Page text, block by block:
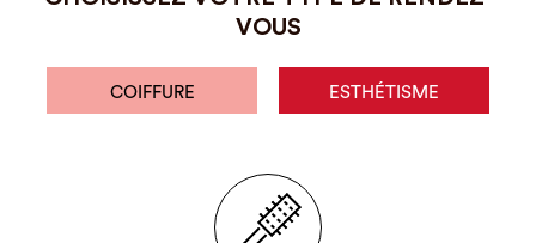
VOUS
COIFFURE ESTHÉTISME